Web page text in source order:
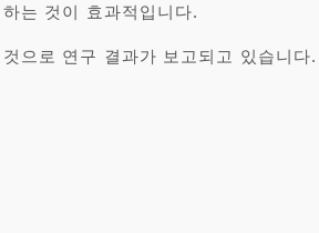
는 것이 효과적입니다.
으로 연구 결과가 보고되고 있습니다.